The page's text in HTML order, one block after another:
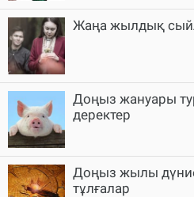
Жаңа жылдық
Доңыз жануары
деректер
Доңыз жылы
тұлғалар